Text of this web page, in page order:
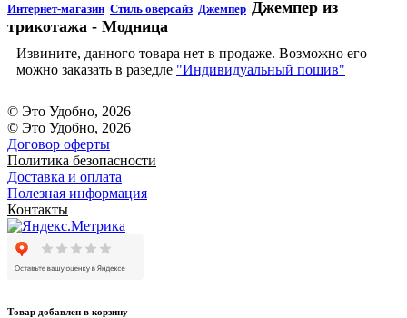
Интернет-магазин Стиль оверсайз Джемпер Джемпер из
трикотажа - Модница
Извините, данного товара нет в продаже. Возможно его
можно заказать в разедле "Индивидуальный пошив"
© Это Удобно, 2026
© Это Удобно, 2026
Договор оферты
Политика безопасности
Доставка и оплата
Полезная информация
Контакты
Товар добавлен в корзину